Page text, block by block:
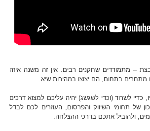
– מתמודדים שחקנים רבים. אין זה משנה איזה
מתחרים בתחום, הם יצוצו במהירות שיא.
כדיי לשרוד (וכדי לשגשג) יהיה עליכם למצוא דרכים
של תחומי השיווק והפרסום, העוזרים לכם לבדל
ולהוביל אתכם בדרכי ההצלחה.